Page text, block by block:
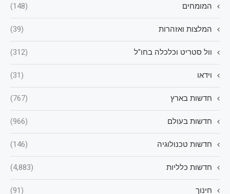
המומחים (148)
המלצות ואזהרות (39)
וול סטריט וכלכלה בחו"ל (312)
וידאו (31)
חדשות בארץ (767)
חדשות בעולם (966)
חדשות טכנולוגיה (146)
חדשות כלליות (4,883)
חינוך (91)